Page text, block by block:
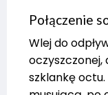
Połączenie
Wlej do
szklankę